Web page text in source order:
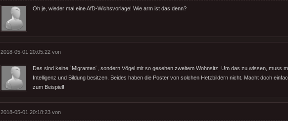
Oh je, wieder mal eine AfD-Wichsvorlage! Wie arm ist das denn?
2018-05-01 20:05:22 von
Das sind keine `Migranten´, sondern Vögel mit so gesehen zweitem Wohnsitz. Um das zu wissen, muss
Intelligenz und Bildung besitzen. Beides haben die Poster von solchen Hetzbildern nicht. Macht doch
zum Beispiel!
2018-05-01 20:18:23 von